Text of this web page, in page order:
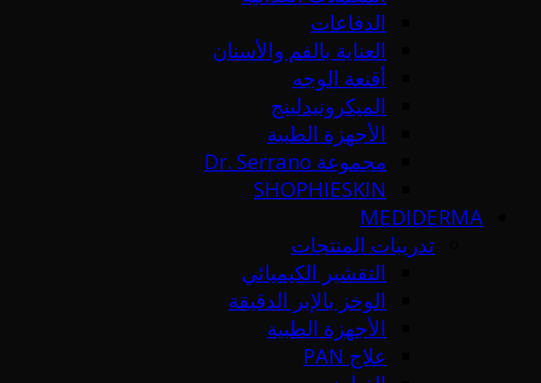
الدفاعات
العناية بالفم والأسنان
أقنعة الوجه
الميكرونيدلينج
الأجهزة الطبية
مجموعة Dr. Serrano
SHOPHIESKIN
MEDIDERMA
تدريبات المنتجات
التقشير الكيميائي
الوخز بالإبر الدقيقة
الأجهزة الطبية
علاج PAN